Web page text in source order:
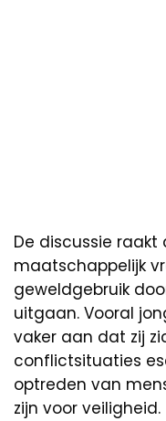
De discussie
maatschappelijk
geweldgebruik
uitgaan. Vooral
vaker aan dat zij
conflictsituaties
optreden van
zijn voor veiligheid.